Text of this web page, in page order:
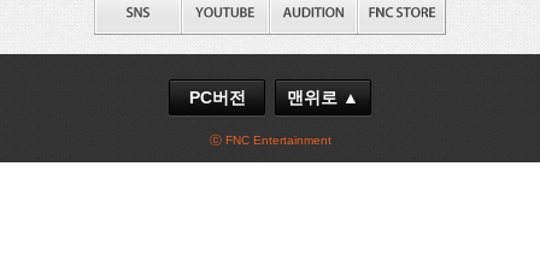
PC버전 맨위로 ▲
ⓒ FNC Entertainment